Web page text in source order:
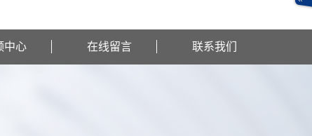
中心 在线留言 联系我们